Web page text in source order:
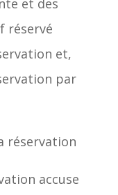
et des
réservé
et,
par
réservation
accuse